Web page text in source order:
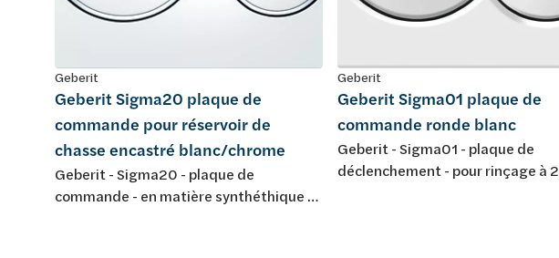
Geberit
Geberit Sigma20 plaque de
commande pour réservoir de
chasse encastré blanc/chrome
Geberit - Sigma20 - plaque de
commande - en matière synthéthique -
Geberit
Geberit Sigma01 plaque de
commande ronde blanc
Geberit - Sigma01 - plaque de
déclenchement - pour rinçage à 2